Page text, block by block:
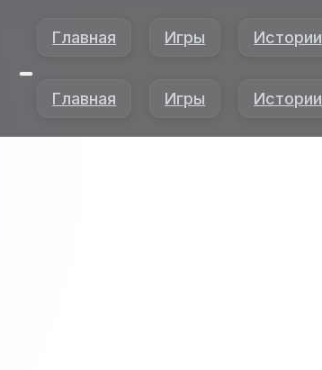
Главная Игры Истории
Главная Игры Истории